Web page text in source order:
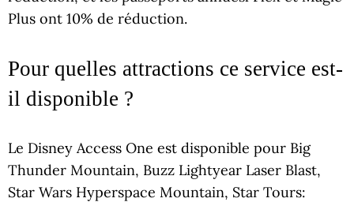
Plus ont 10% de réduction.
Pour quelles attractions ce service est-
il disponible ?
Le Disney Access One est disponible pour Big
Thunder Mountain, Buzz Lightyear Laser Blast,
Star Wars Hyperspace Mountain, Star Tours: